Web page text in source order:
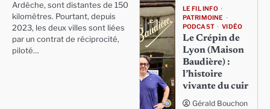
Ardèche, sont distantes de 150
kilomètres. Pourtant, depuis
2023, les deux villes sont liées
par un contrat de réciprocité,
piloté…
LE FIL INFO
PATRIMOINE
PODCAST
VIDÉO
Le Crépin de
Lyon (Maison
Baudière) :
l’histoire
vivante du cuir
Gérald Bouchon